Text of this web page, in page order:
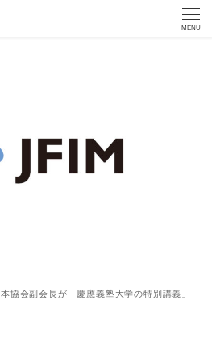
MENU
本協会副会長が「慶應義塾大学の特別講義」